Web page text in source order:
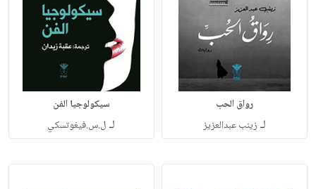
رواق الحب
لـ زينب عبدالعزيز
سيكولوجيا الفن
لـ ل.س.فيغوتسكي